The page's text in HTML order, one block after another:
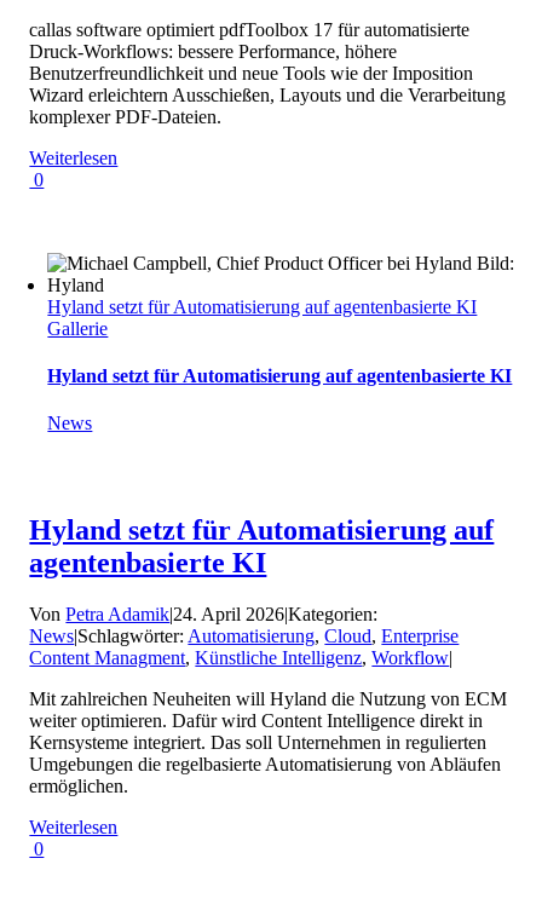
callas software optimiert pdfToolbox 17 für automatisierte
Druck-Workflows: bessere Performance, höhere
Benutzerfreundlichkeit und neue Tools wie der Imposition
Wizard erleichtern Ausschießen, Layouts und die Verarbeitung
komplexer PDF-Dateien.
Weiterlesen
0
Hyland setzt für Automatisierung auf agentenbasierte KI
Gallerie
Hyland setzt für Automatisierung auf agentenbasierte KI
News
Hyland setzt für Automatisierung auf
agentenbasierte KI
VonPetra Adamik|24. April 2026|Kategorien:
News|Schlagwörter: Automatisierung,Cloud,Enterprise
Content Managment,Künstliche Intelligenz,Workflow|
Mit zahlreichen Neuheiten will Hyland die Nutzung von ECM
weiter optimieren. Dafür wird Content Intelligence direkt in
Kernsysteme integriert. Das soll Unternehmen in regulierten
Umgebungen die regelbasierte Automatisierung von Abläufen
ermöglichen.
Weiterlesen
0